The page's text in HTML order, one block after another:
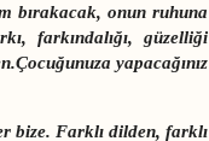
bırakacak, onun ruhuna
farkındalığı, güzelliği
yapacağınız
bize. Farklı dilden, farklı